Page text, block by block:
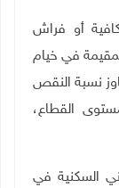
أو فراش
في خيام
نسبة النقص
70% على مستوى القطاع،
92% من المباني السكنية في